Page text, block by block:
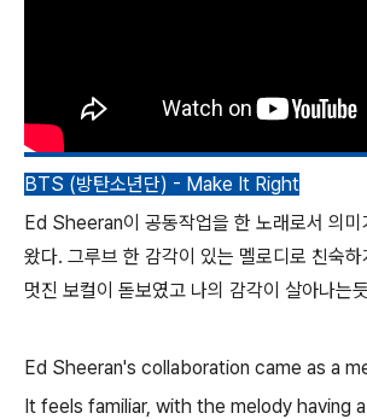
BTS (방탄소년단) - Make It Right
Ed Sheeran이 공동작업을 한 노래로서 의
왔다. 그루브 한 감각이 있는 멜로디로 친숙하
멋진 보컬이 돋보였고 나의 감각이 살아나는
Ed Sheeran's collaboration came as a
It feels familiar, with the melody having